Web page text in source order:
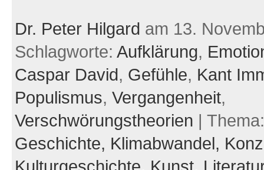
Dr. Peter Hilgard am 13.
Schlagworte: Aufklärung,
Caspar David, Gefühle, Kant
Populismus, Vergangenheit,
Verschwörungstheorien |
Geschichte, Klimabwandel,